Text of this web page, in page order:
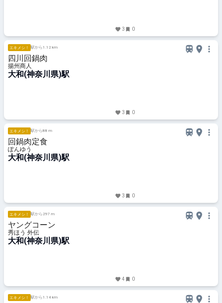
3 0
エキメシ！ 駅から1.12 km
四川回鍋肉
揚州商人
大和(神奈川県)駅
3 0
エキメシ！ 駅から88 m
回鍋肉定食
ぽんゆう
大和(神奈川県)駅
3 0
エキメシ！ 駅から297 m
ヤングコーン
秀ほう 外伝
大和(神奈川県)駅
4 0
エキメシ！ 駅から1.14 km